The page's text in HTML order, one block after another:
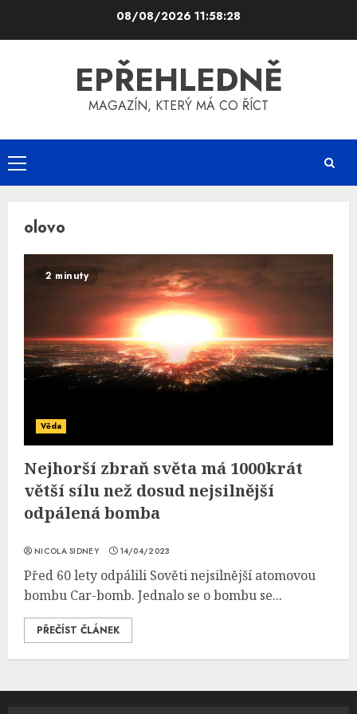
08/08/2026 11:58:28
EPŘEHLEDNĚ
MAGAZÍN, KTERÝ MÁ CO ŘÍCT
Primary
Menu
olovo
2 minuty
Věda
Nejhorší zbraň světa má 1000krát
větší sílu než dosud nejsilnější
odpálená bomba
NICOLA SIDNEY 14/04/2023
Před 60 lety odpálili Sověti nejsilnější atomovou
bombu Car-bomb. Jednalo se o bombu se...
PŘEČÍST ČLÁNEK